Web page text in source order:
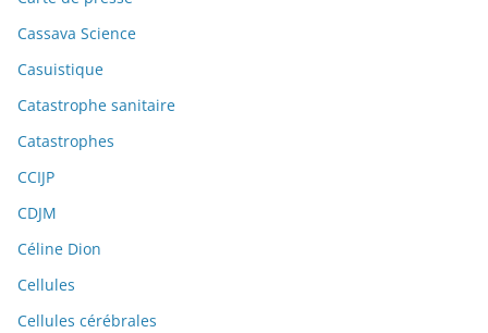
Cassava Science
Casuistique
Catastrophe sanitaire
Catastrophes
CCIJP
CDJM
Céline Dion
Cellules
Cellules cérébrales